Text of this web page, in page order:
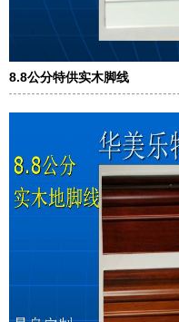
8.8公分特供实木脚线